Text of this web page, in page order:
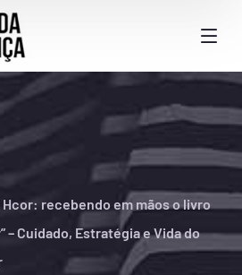
recebendo em mãos o livro
– Cuidado, Estratégia e Vida do